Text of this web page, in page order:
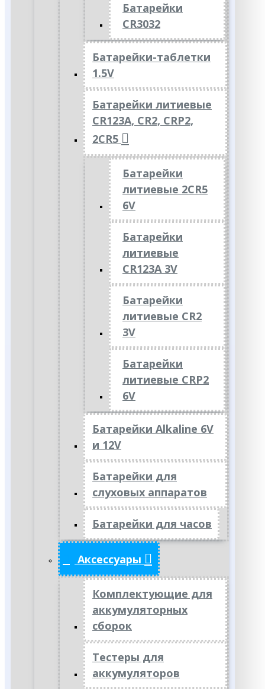
Батарейки
CR3032
Батарейки-таблетки
1.5V
Батарейки литиевые
CR123A, CR2, CRP2,
2CR5
Батарейки
литиевые 2CR5
6V
Батарейки
литиевые
CR123A 3V
Батарейки
литиевые CR2
3V
Батарейки
литиевые CRP2
6V
Батарейки Alkaline 6V
и 12V
Батарейки для
слуховых аппаратов
Батарейки для часов
Аксессуары
Комплектующие для
аккумуляторных
сборок
Тестеры для
аккумуляторов